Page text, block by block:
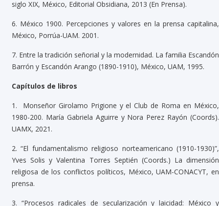
siglo XIX, México, Editorial Obsidiana, 2013 (En Prensa).
6. México 1900. Percepciones y valores en la prensa capitalina,
México, Porrúa-UAM. 2001.
7. Entre la tradición señorial y la modernidad. La familia Escandón
Barrón y Escandón Arango (1890-1910), México, UAM, 1995.
Capítulos de libros
1.
Monseñor Girolamo Prigione y el Club de Roma en México,
1980-200. María Gabriela Aguirre y Nora Perez Rayón (Coords).
UAMX, 2021.
2. “El fundamentalismo religioso norteamericano (1910-1930)”,
Yves Solis y Valentina Torres Septién (Coords.) La dimensión
religiosa de los conflictos políticos, México, UAM-CONACYT, en
prensa.
3. “Procesos radicales de secularización y laicidad: México y